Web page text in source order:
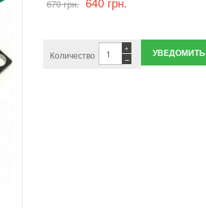
670 грн.
Количество −
+ УВЕДОМИТЬ